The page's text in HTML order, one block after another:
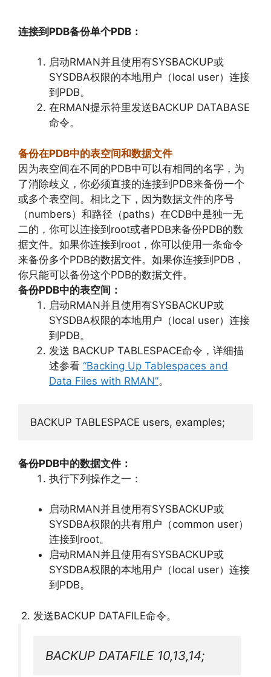
连接到PDB备份单个PDB：
启动RMAN并且使用有SYSBACKUP或
SYSDBA权限的本地用户（local user）连接
到PDB。
在RMAN提示符里发送BACKUP DATABASE
命令。
备份在PDB中的表空间和数据文件
因为表空间在不同的PDB中可以有相同的名字，为
了消除歧义，你必须直接的连接到PDB来备份一个
或多个表空间。相比之下，因为数据文件的序号
（numbers）和路径（paths）在CDB中是独一无
二的，你可以连接到root或者PDB来备份PDB的数
据文件。如果你连接到root，你可以使用一条命令
来备份多个PDB的数据文件。如果你连接到PDB，
你只能可以备份这个PDB的数据文件。
备份PDB中的表空间：
启动RMAN并且使用有SYSBACKUP或
SYSDBA权限的本地用户（local user）连接
到PDB。
发送 BACKUP TABLESPACE命令，详细描
述参看 “Backing Up Tablespaces and
Data Files with RMAN”。
BACKUP TABLESPACE users, examples;
备份PDB中的数据文件：
执行下列操作之一：
启动RMAN并且使用有SYSBACKUP或
SYSDBA权限的共有用户（common user）
连接到root。
启动RMAN并且使用有SYSBACKUP或
SYSDBA权限的本地用户（local user）连接
到PDB。
2. 发送BACKUP DATAFILE命令。
BACKUP DATAFILE 10,13,14;